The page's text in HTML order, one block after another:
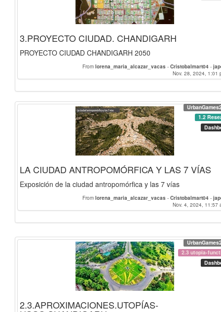
3.PROYECTO CIUDAD. CHANDIGARH
PROYECTO CIUDAD CHANDIGARH 2050
From lorena_maria_alcazar_vacas - Cristobalmart04 -
Nov. 28, 2024, 1:01
1.2
LA CIUDAD ANTROPOMÓRFICA Y LAS 7 VÍAS
Exposición de la ciudad antropomórfica y las 7 vías
From lorena_maria_alcazar_vacas - Cristobalmart04 -
Nov. 4, 2024, 11:57
2.3 utopia-
2.3.APROXIMACIONES.UTOPÍAS-